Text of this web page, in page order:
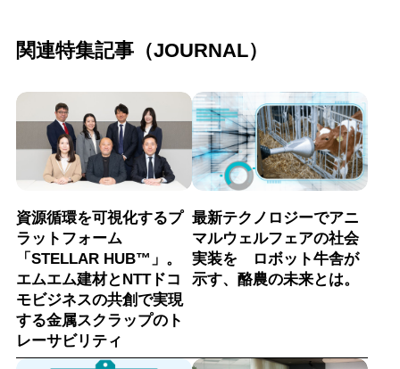
関連特集記事（JOURNAL）
資源循環を可視化するプ
ラットフォーム
「STELLAR HUB™」。
エムエム建材とNTTドコ
モビジネスの共創で実現
する金属スクラップのト
レーサビリティ
最新テクノロジーでアニ
マルウェルフェアの社会
実装を ロボット牛舎が
示す、酪農の未来とは。